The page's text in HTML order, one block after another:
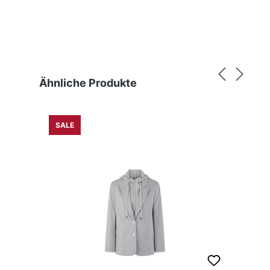
Produktgalerie überspringen
Ähnliche Produkte
SALE